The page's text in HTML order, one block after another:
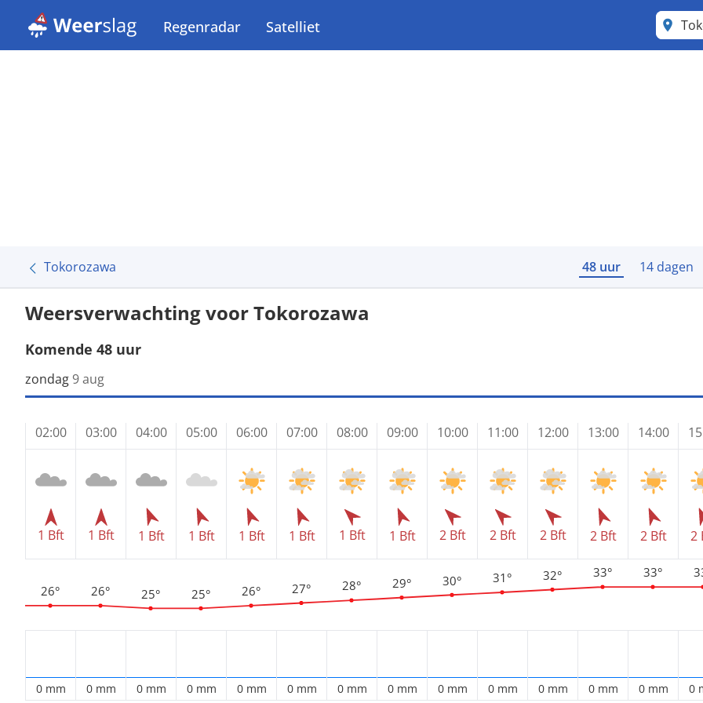
Regenradar Satelliet
Tokorozawa 48 uur 14 dagen
Weersverwachting voor Tokorozawa
Komende 48 uur
zondag9 aug
02:00
1 Bft
26°
0 mm
03:00
1 Bft
26°
0 mm
04:00
1 Bft
25°
0 mm
05:00
1 Bft
25°
0 mm
06:00
1 Bft
26°
0 mm
07:00
1 Bft
27°
0 mm
08:00
1 Bft
28°
0 mm
09:00
1 Bft
29°
0 mm
10:00
2 Bft
30°
0 mm
11:00
2 Bft
31°
0 mm
12:00
2 Bft
32°
0 mm
13:00
2 Bft
33°
0 mm
14:00
2 Bft
33°
0 mm
2
0